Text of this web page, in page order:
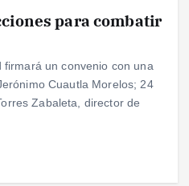
para combatir
firmará un convenio con una
Cuautla Morelos; 24
Zabaleta, director de